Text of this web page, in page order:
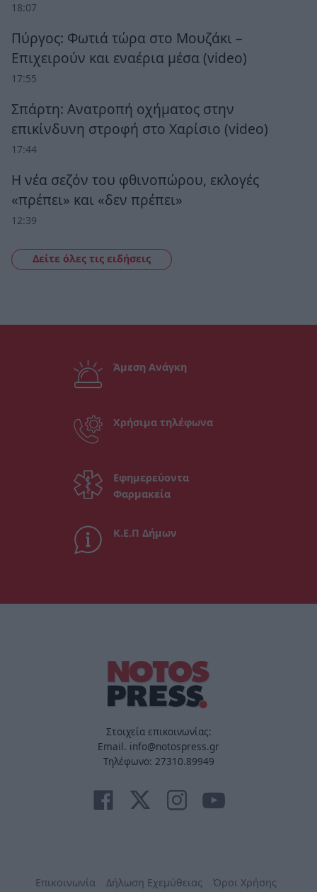
18:07
Πύργος: Φωτιά τώρα στο Μουζάκι –
Επιχειρούν και εναέρια μέσα (video)
17:55
Σπάρτη: Ανατροπή οχήματος στην
επικίνδυνη στροφή στο Χαρίσιο (video)
17:44
Η νέα σεζόν του φθινοπώρου, εκλογές
«πρέπει» και «δεν πρέπει»
12:39
Δείτε όλες τις ειδήσεις
Άμεση Ανάγκη
Χρήσιμα τηλέφωνα
Εφημερεύοντα
Φαρμακεία
Κ.Ε.Π Δήμων
Στοιχεία επικοινωνίας:
Email. info@notospress.gr
Τηλέφωνο: 27310.89949
Επικοινωνία Δήλωση Εχεμύθειας Όροι Χρήσης